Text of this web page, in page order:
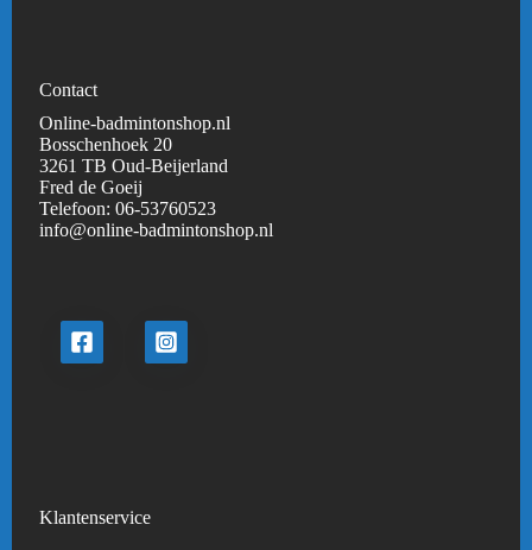
Contact
Online-badmintonshop.nl
Bosschenhoek 20
3261 TB Oud-Beijerland
Fred de Goeij
Telefoon:06-53760523
info@online-badmintonshop.nl
Klantenservice